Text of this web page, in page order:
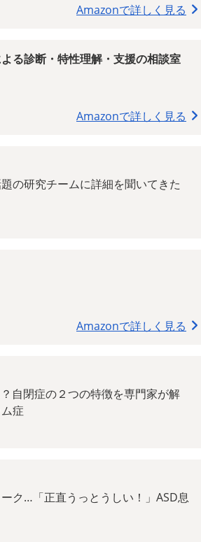
Amazonで詳しく見る
る診断・特性理解・支援の相談室
Amazonで詳しく見る
の研究チームに詳細を聞いてきた
Amazonで詳しく見る
自閉症の２つの特徴を専門家が解
症
ク…「正直うっとうしい！」ASD息